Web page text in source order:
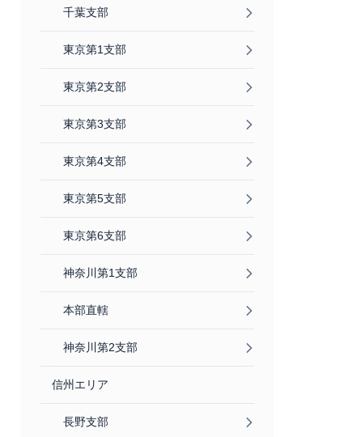
千葉支部
東京第1支部
東京第2支部
東京第3支部
東京第4支部
東京第5支部
東京第6支部
神奈川第1支部
本部直轄
神奈川第2支部
信州エリア
長野支部